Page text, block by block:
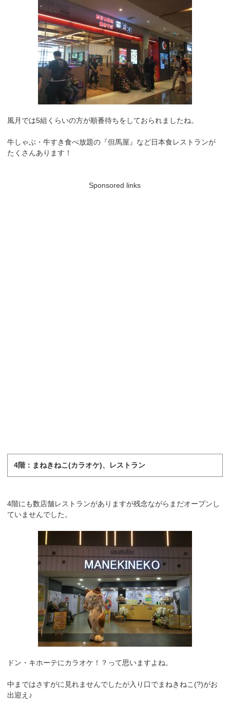
風月では5組くらいの方が順番待ちをしておられましたね。
牛しゃぶ・牛すき食べ放題の『但馬屋』など日本食レストランが
たくさんあります！
Sponsored links
4階：まねきねこ(カラオケ)、レストラン
4階にも数店舗レストランがありますが残念ながらまだオープンし
ていませんでした。
ドン・キホーテにカラオケ！？って思いますよね。
中まではさすがに見れませんでしたが入り口でまねきねこ(?)がお
出迎え♪